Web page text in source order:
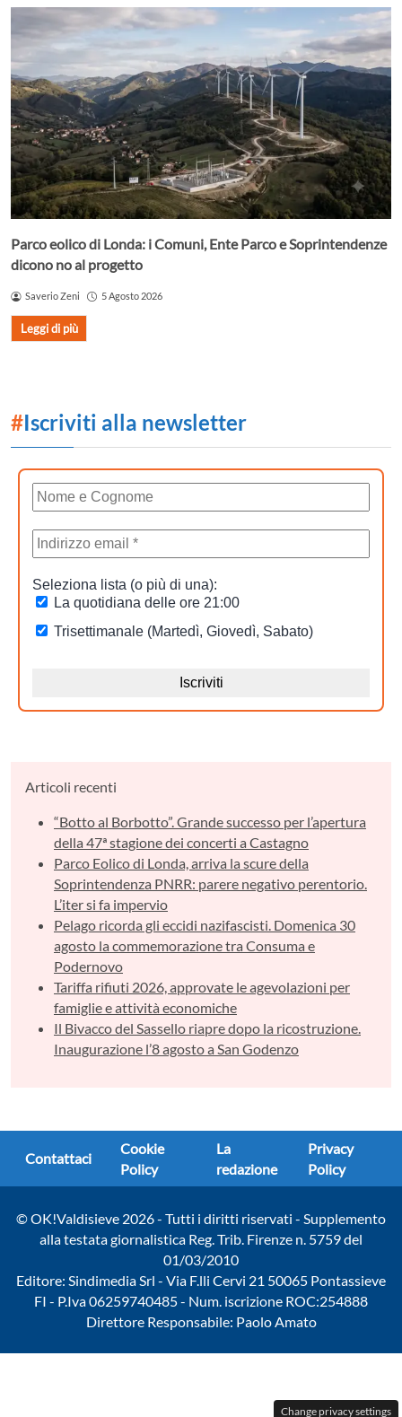
Parco eolico di Londa: i Comuni, Ente Parco e Soprintendenze
dicono no al progetto
Saverio Zeni 5 Agosto 2026
Leggi di più
#Iscriviti alla newsletter
Articoli recenti
“Botto al Borbotto”. Grande successo per l’apertura
della 47ª stagione dei concerti a Castagno
Parco Eolico di Londa, arriva la scure della
Soprintendenza PNRR: parere negativo perentorio.
L’iter si fa impervio
Pelago ricorda gli eccidi nazifascisti. Domenica 30
agosto la commemorazione tra Consuma e
Podernovo
Tariffa rifiuti 2026, approvate le agevolazioni per
famiglie e attività economiche
Il Bivacco del Sassello riapre dopo la ricostruzione.
Inaugurazione l’8 agosto a San Godenzo
Contattaci
Cookie
Policy
La
redazione
Privacy
Policy
© OK!Valdisieve 2026 - Tutti i diritti riservati - Supplemento
alla testata giornalistica Reg. Trib. Firenze n. 5759 del
01/03/2010
Editore: Sindimedia Srl - Via F.lli Cervi 21 50065 Pontassieve
FI - P.Iva 06259740485 - Num. iscrizione ROC:254888
Direttore Responsabile: Paolo Amato
Change privacy settings